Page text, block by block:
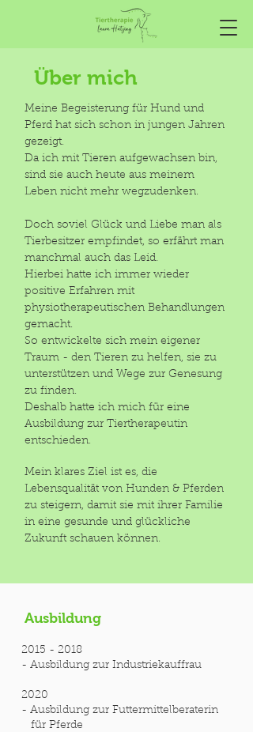
Über mich
Meine Begeisterung für Hund und
Pferd hat sich schon in jungen Jahren
gezeigt.
Da ich mit Tieren aufgewachsen bin,
sind sie auch heute aus meinem
Leben nicht mehr wegzudenken.
Doch soviel Glück und Liebe man als
Tierbesitzer empfindet, so erfährt man
manchmal auch das Leid.
Hierbei hatte ich immer wieder
positive Erfahren mit
physiotherapeutischen Behandlungen
gemacht.
So entwickelte sich mein eigener
Traum - den Tieren zu helfen, sie zu
unterstützen und Wege zur Genesung
zu finden.
Deshalb hatte ich mich für eine
Ausbildung zur Tiertherapeutin
entschieden.
Mein klares Ziel ist es, die
Lebensqualität von Hunden & Pferden
zu steigern, damit sie mit ihrer Familie
in eine gesunde und glückliche
Zukunft schauen können.
Ausbildung
2015 - 2018
- Ausbildung zur Industriekauffrau
2020
- Ausbildung zur Futtermittelberaterin
für Pferde